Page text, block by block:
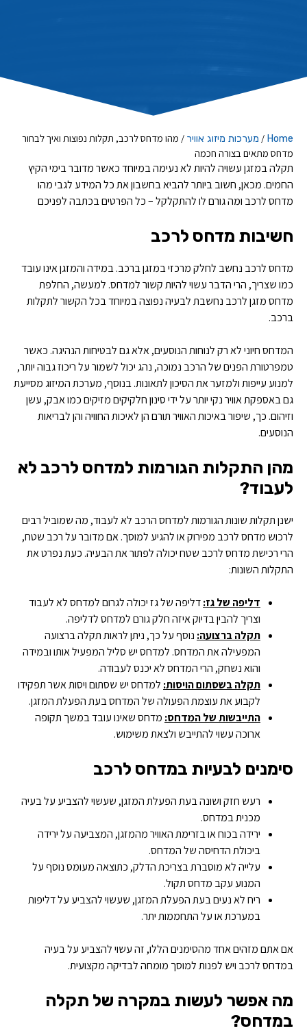
Home
/ מערכות מיזוג אוויר / מהו מדחס לרכב, תקלות נפוצות ואיך לבחור
מדחס מתאים בצורה חכמה
תקלה במזגן עשויה להיות לא נעימה במיוחד כאשר מדובר בימי הקיץ
החמים. מכאן, חשוב ביותר להביא בחשבון את כל המידע לגבי מהו
מדחס לרכב ומה גורם לו להתקלקל – כל הפרטים בכתבה לפניכם
חשיבות מדחס לרכב
מדחס לרכב נחשב לחלק מרכזי במזגן ברכב. במידה והמזגן אינו עובד
כמו שצריך, הרי הדבר עשוי להיות קשור למדחס. למעשה, החלפת
מדחס מזגן לרכב נחשבת לבעיה נפוצה במיוחד בכל הקשור לתקלות
ברכב.
המדחס חיוני לא רק לנוחות הנוסעים, אלא גם לבטיחות הנהיגה. כאשר
טמפרטורת הפנים של הרכב נמוכה, נהג יכול לשמור על ריכוז גבוה יותר,
למנוע עייפות ולמזער את הסיכון לתאונות. בנוסף, מערכת המיזוג מסייעת
גם באספקת אוויר נקי יותר על ידי סינון חלקיקים מזיקים כמו אבק, עשן
וזיהום. כך, שיפור באיכות האוויר תורם הן לאיכות החוויה והן לבריאות
הנוסעים.
מהן התקלות הגורמות למדחס לרכב לא
לעבוד?
ישנן תקלות שונות הגורמות למדחס הרכב לא לעבוד, מה שמוביל רבים
לרכוש מדחס לרכב מפירוק או להגיע למוסך. אם מדובר על רכב שטח,
הרי רכישת מדחס לרכב שטח יכולה לפתור את הבעיה. כעת נפרט את
התקלות השונות:
דליפה של גז:דליפה של גז יכולה לגרום למדחס לא לעבוד
וצריך להבין בדיוק איזה חלק גורם למדחס לדליפה.
תקלה ברצועה: נוסף על כך, ניתן לראות תקלה ברצועה
המפעילה את המדחס. למדחס יש סליל המפעיל אותו ובמידה
והוא נשחק, הרי המדחס לא יכנס לעבודה.
תקלה בשסתום הויסות: למדחס יש שסתום ויסות אשר תפקידו
לקבוע את עוצמת הפעולה של המדחס בעת הפעלת המזגן.
התייבשות של המדחס: מדחס שאינו עובד במשך תקופה
ארוכה עשוי להתייבש ולצאת משימוש.
סימנים לבעיות במדחס לרכב
רעש חזק ושונה בעת הפעלת המזגן, שעשוי להצביע על בעיה
מכנית במדחס.
ירידה בכוח או בזרימת האוויר מהמזגן, המצביעה על ירידה
ביכולת הדחיסה של המדחס.
עלייה לא מוסברת בצריכת הדלק, כתוצאה מעומס נוסף על
המנוע עקב מדחס תקול.
ריח לא נעים בעת הפעלת המזגן, שעשוי להצביע על דליפות
במערכת או על התחממות יתר.
אם אתם מזהים אחד מהסימנים הללו, זה עשוי להצביע על בעיה
במדחס לרכב ויש לפנות למוסך מומחה לבדיקה מקצועית.
מה אפשר לעשות במקרה של תקלה
במדחס?